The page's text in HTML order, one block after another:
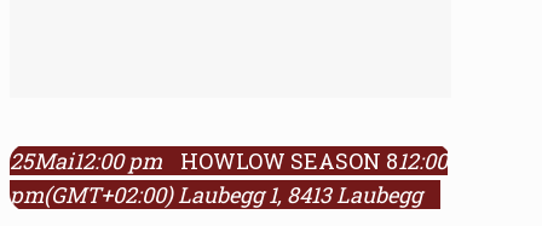
25Mai12:00 pm HOWLOW SEASON 812:00
pm(GMT+02:00)Laubegg 1, 8413 Laubegg